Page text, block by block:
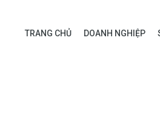
TRANG CHỦ DOANH NGHIỆP